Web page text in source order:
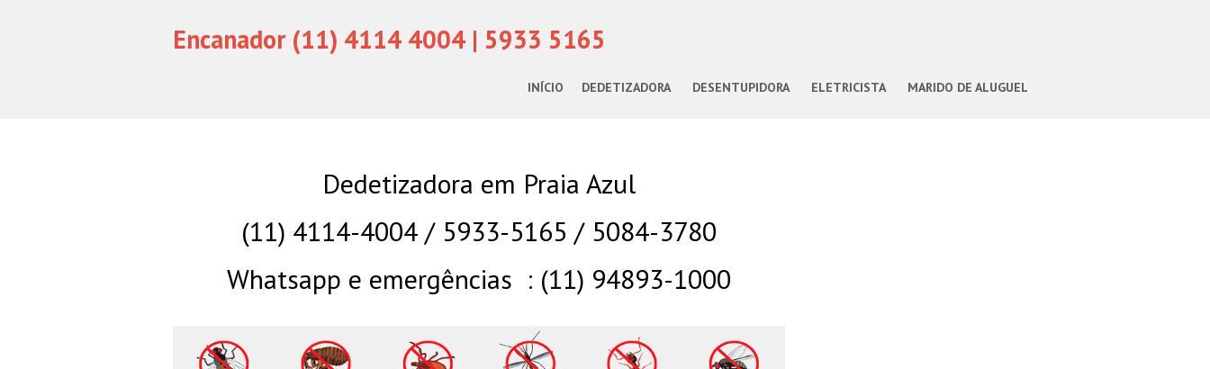
Encanador (11) 4114 4004 | 5933 5165
INÍCIO DEDETIZADORA DESENTUPIDORA ELETRICISTA MARIDO DE ALUGUEL
Dedetizadora em Praia Azul
(11) 4114-4004 / 5933-5165 / 5084-3780
Whatsapp e emergências : (11) 94893-1000